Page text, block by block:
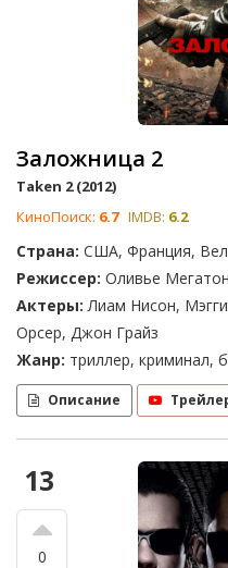
Заложница 2
Taken 2 (2012)
КиноПоиск: 6.7 IMDB: 6.2
Страна: США, Франция,
Режиссер: Оливье Мегатон
Актеры: Лиам Нисон,
Орсер, Джон Грайз
Жанр: триллер, криминал,
Описание
13
0